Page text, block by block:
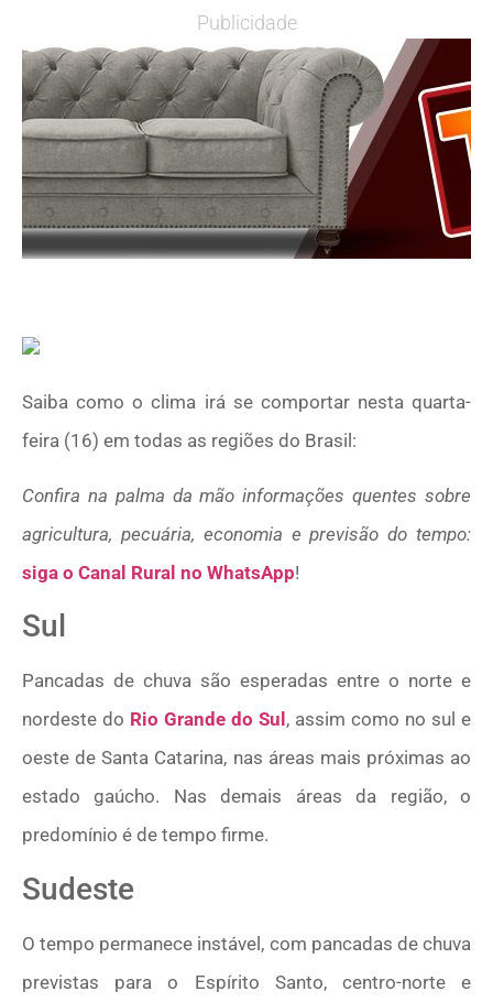
Publicidade
Saiba como o clima irá se comportar nesta quarta-
feira (16) em todas as regiões do Brasil:
Confira na palma da mão informações quentes sobre
agricultura, pecuária, economia e previsão do tempo:
siga o Canal Rural no WhatsApp!
Sul
Pancadas de chuva são esperadas entre o norte e
nordeste do Rio Grande do Sul , assim como no sul e
oeste de Santa Catarina, nas áreas mais próximas ao
estado gaúcho. Nas demais áreas da região, o
predomínio é de tempo firme.
Sudeste
O tempo permanece instável, com pancadas de chuva
previstas para o Espírito Santo, centro-norte e